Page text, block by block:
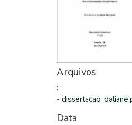
Arquivos
:
-
Data